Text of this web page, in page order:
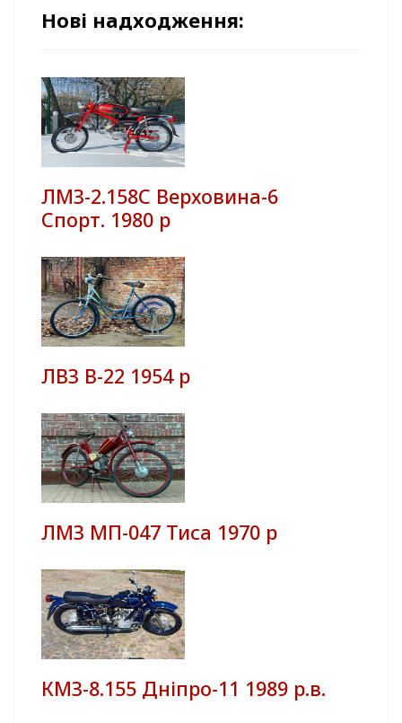
Нові надходження:
ЛМЗ-2.158С Верховина-6
Спорт. 1980 р
ЛВЗ В-22 1954 р
ЛМЗ МП-047 Тиса 1970 р
КМЗ-8.155 Дніпро-11 1989 р.в.